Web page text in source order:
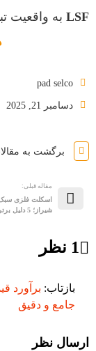
LSFبه واقعیت
pad selco
دسامبر 21, 2025
برگشت به
مقاله قبلی:
اسکلت فلزی
شیراز؛ 5 دلیل برتری این سازه
1 نظر
بازتاب: برآورد
جامع و دقیق
ارسال نظر